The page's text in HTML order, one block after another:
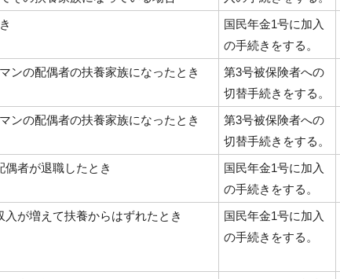
国民年金1号に加入
の手続きをする。
ンの配偶者の扶養家族になったとき
第3号被保険者への
切替手続きをする。
ンの配偶者の扶養家族になったとき
第3号被保険者への
切替手続きをする。
偶者が退職したとき
国民年金1号に加入
の手続きをする。
入が増えて扶養からはずれたとき
国民年金1号に加入
の手続きをする。